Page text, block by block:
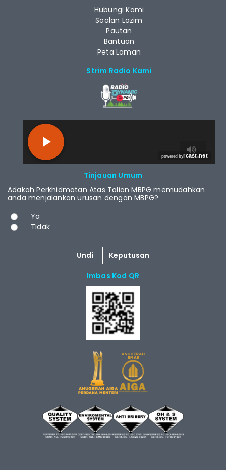
Hubungi Kami
Soalan Lazim
Pautan
Bantuan
Peta Laman
Strim Radio Kami
Tinjauan Umum
Adakah Perkhidmatan Atas Talian MBPG memudahkan
anda menjalankan urusan dengan MBPG?
Pilihan
Ya
Tidak
Imbas Kod QR